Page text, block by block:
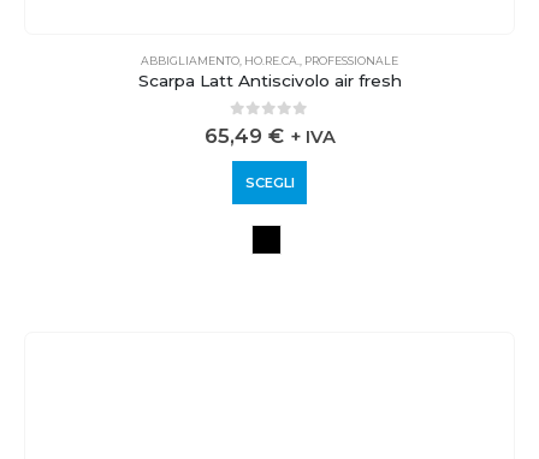
ABBIGLIAMENTO, HO.RE.CA., PROFESSIONALE
Scarpa Latt Antiscivolo air fresh
0out of 5
65,49 € + IVA
SCEGLI